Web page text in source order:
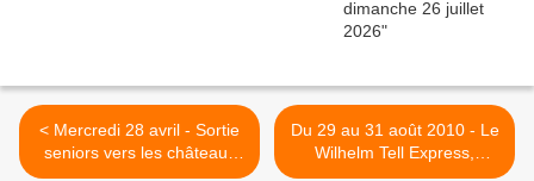
< Mercredi 28 avril - Sortie
seniors vers les châteaux
de Ribeauvillé
Du 29 au 31 août 2010 - Le
Wilhelm Tell Express,
Locarno et le massif du